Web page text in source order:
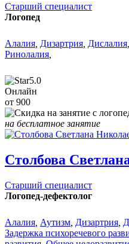
Старший специалист
Логопед
Алалия Дизартрия Дислалия
Ринолалия
5.0
Онлайн
от 900
на бесплатное занятие
Столбова
Старший специалист
Логопед-дефектолог
Алалия Аутизм Дизартрия
Задержка психоречевого